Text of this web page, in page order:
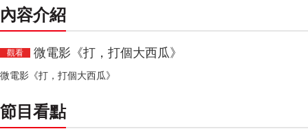
內容介紹
觀看 微電影《打，打個大西瓜》
微電影《打，打個大西瓜》
節目看點